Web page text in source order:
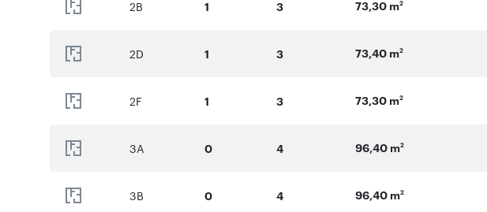
2B 1 3 73,30 m2
2D 1 3 73,40 m2
2F 1 3 73,30 m2
3A 0 4 96,40 m2
3B 0 4 96,40 m2